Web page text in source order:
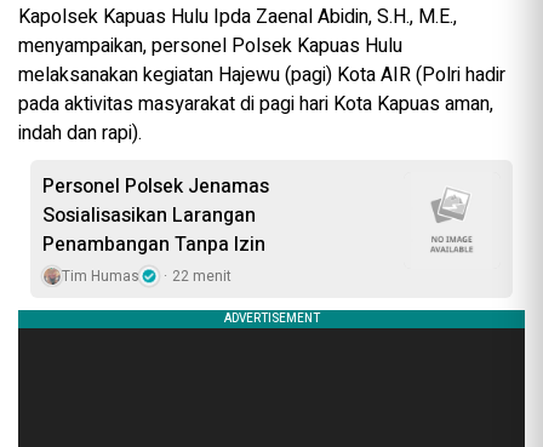
Kapolsek Kapuas Hulu Ipda Zaenal Abidin, S.H., M.E.,
menyampaikan, personel Polsek Kapuas Hulu
melaksanakan kegiatan Hajewu (pagi) Kota AIR (Polri hadir
pada aktivitas masyarakat di pagi hari Kota Kapuas aman,
indah dan rapi).
Personel Polsek Jenamas
Sosialisasikan Larangan
Penambangan Tanpa Izin
Tim Humas 22 menit